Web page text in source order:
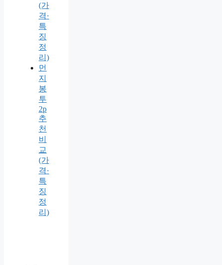
(가
격·
특
징
정
리)
먼
지
봉
투
2p
추
천
비
교
(가
격·
특
징
정
리)